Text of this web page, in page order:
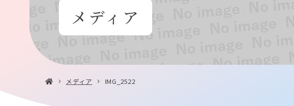
メディア
メディア IMG_2522